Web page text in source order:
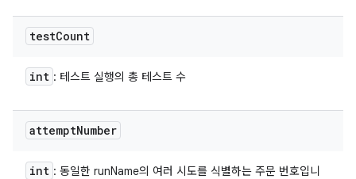
testCount
int : 테스트 실행의 총 테스트 수
attemptNumber
int : 동일한 runName의 여러 시도를 식별하는 주문 번호입니